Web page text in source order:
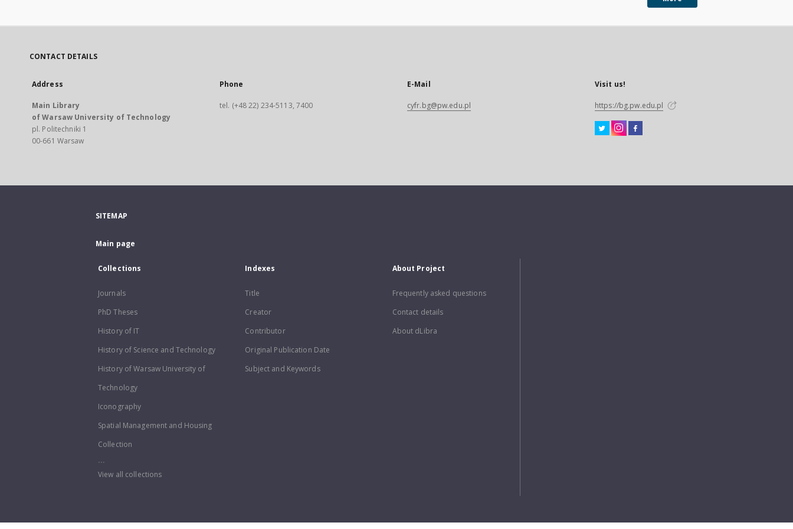
CONTACT DETAILS
Address
Main Library
of Warsaw University of Technology
pl. Politechniki 1
00-661 Warsaw
Phone
tel. (+48 22) 234-5113, 7400
E-Mail
cyfr.bg@pw.edu.pl
Visit us!
https://bg.pw.edu.pl
SITEMAP
Main page
Collections
Journals
PhD Theses
History of IT
History of Science and Technology
History of Warsaw University of
Technology
Iconography
Spatial Management and Housing
Collection
...
View all collections
Indexes
Title
Creator
Contributor
Original Publication Date
Subject and Keywords
About Project
Frequently asked questions
Contact details
About dLibra